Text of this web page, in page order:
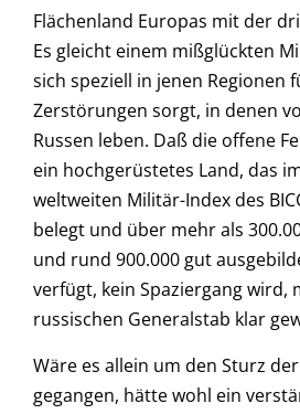
Flächenland Europas mit der
Es gleicht einem mißglückten
sich speziell in jenen Regionen
Zerstörungen sorgt, in denen
Russen leben. Daß die offene
ein hochgerüstetes Land, das
weltweiten Militär-Index des
belegt und über mehr als
und rund 900.000 gut
verfügt, kein Spaziergang wird,
russischen Generalstab klar
Wäre es allein um den Sturz
gegangen, hätte wohl ein